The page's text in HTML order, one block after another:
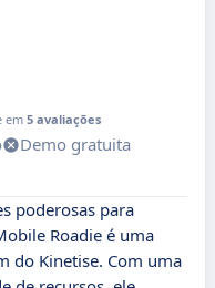
em 5 avaliações
Demo gratuita
poderosas para
Roadie é uma
do Kinetise. Com uma